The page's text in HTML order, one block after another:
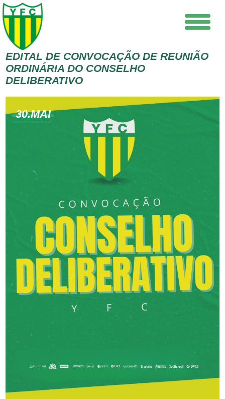
EDITAL DE CONVOCAÇÃO DE REUNIÃO
ORDINÁRIA DO CONSELHO
DELIBERATIVO
30.MAI